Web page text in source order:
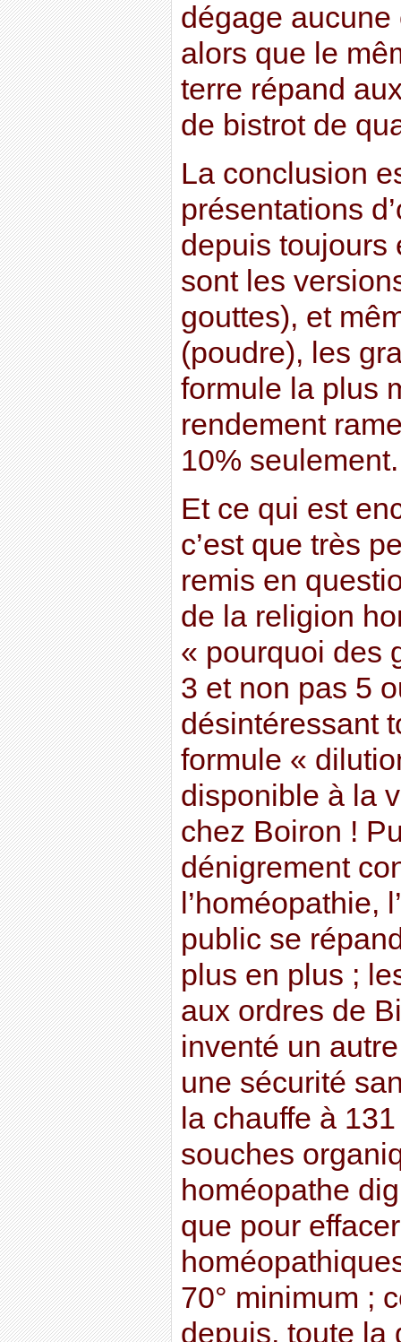
dégage
alors que le
terre répand
de bistrot de
La conclusion
présentations
depuis toujours
sont les
gouttes), et
(poudre), les
formule la plus
rendement
10% seulement.
Et ce qui est
c’est que très
remis en
de la religion
« pourquoi des
3 et non pas 5
désintéressant
formule «
disponible à la
chez Boiron !
dénigrement
l’homéopathie,
public se
plus en plus ;
aux ordres de
inventé un
une sécurité
la chauffe à
souches
homéopathe
que pour
70° minimum ;
depuis, toute la